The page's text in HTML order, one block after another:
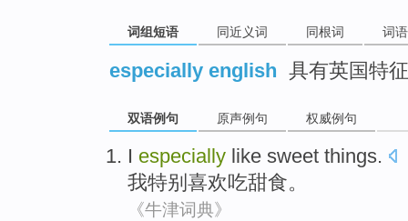
词组短语 同近义词 同根词 词
especially english 具有英国特
双语例句 原声例句 权威例句
I especially like sweet things.
我特别 喜欢吃甜食。
《牛津词典》